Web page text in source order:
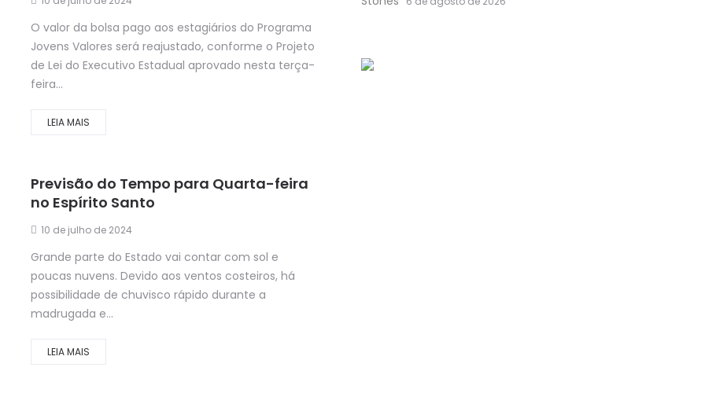
O valor da bolsa pago aos estagiários do Programa
Jovens Valores será reajustado, conforme o Projeto
de Lei do Executivo Estadual aprovado nesta terça-
feira...
LEIA MAIS
Previsão do Tempo para Quarta-feira
no Espírito Santo
10 de julho de 2024
Grande parte do Estado vai contar com sol e
poucas nuvens. Devido aos ventos costeiros, há
possibilidade de chuvisco rápido durante a
madrugada e...
LEIA MAIS